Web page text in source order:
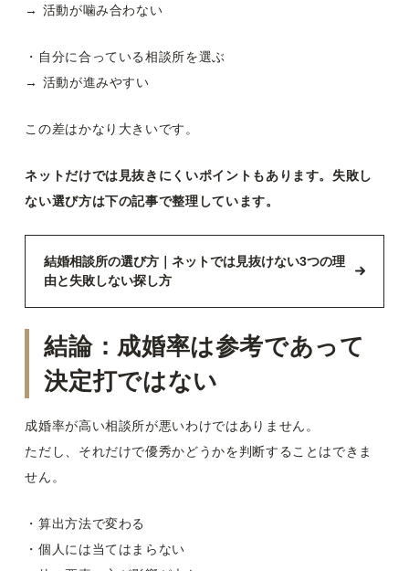
→ 活動が噛み合わない
・自分に合っている相談所を選ぶ
→ 活動が進みやすい
この差はかなり大きいです。
ネットだけでは見抜きにくいポイントもあります。失敗し
ない選び方は下の記事で整理しています。
結婚相談所の選び方｜ネットでは見抜けない3つの理
由と失敗しない探し方
結論：成婚率は参考であって
決定打ではない
成婚率が高い相談所が悪いわけではありません。
ただし、それだけで優秀かどうかを判断することはできま
せん。
・算出方法で変わる
・個人には当てはまらない